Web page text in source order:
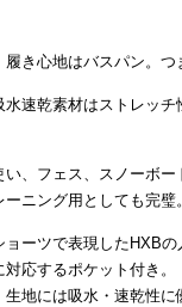
き心地はバスパン。つ
速乾素材はストレッ
、フェス、スノーボ
ニング用としても完璧。
ーツで表現したHXBの
応するポケット付き。
地には吸水・速乾性に